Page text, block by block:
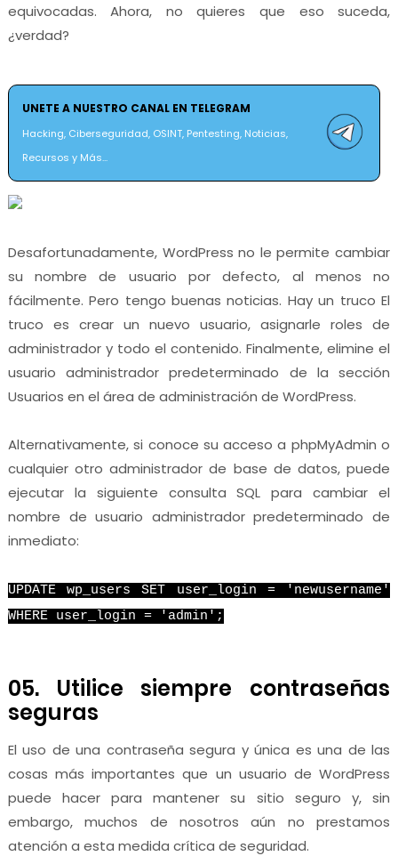
equivocadas. Ahora, no quieres que eso suceda,
¿verdad?
UNETE A NUESTRO CANAL EN TELEGRAM
Hacking, Ciberseguridad, OSINT, Pentesting, Noticias,
Recursos y Más...
Desafortunadamente, WordPress no le permite cambiar
su nombre de usuario por defecto, al menos no
fácilmente. Pero tengo buenas noticias. Hay un truco El
truco es crear un nuevo usuario, asignarle roles de
administrador y todo el contenido. Finalmente, elimine el
usuario administrador predeterminado de la sección
Usuarios en el área de administración de WordPress.
Alternativamente, si conoce su acceso a phpMyAdmin o
cualquier otro administrador de base de datos, puede
ejecutar la siguiente consulta SQL para cambiar el
nombre de usuario administrador predeterminado de
inmediato:
UPDATE wp_users SET user_login = 'newusername'
WHERE user_login = 'admin';
05. Utilice siempre contraseñas
seguras
El uso de una contraseña segura y única es una de las
cosas más importantes que un usuario de WordPress
puede hacer para mantener su sitio seguro y, sin
embargo, muchos de nosotros aún no prestamos
atención a esta medida crítica de seguridad.